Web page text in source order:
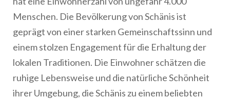
Menschen. Die Bevölkerung von Schänis ist
geprägt von einer starken Gemeinschaftssinn und
einem stolzen Engagement für die Erhaltung der
lokalen Traditionen. Die Einwohner schätzen die
ruhige Lebensweise und die natürliche Schönheit
ihrer Umgebung, die Schänis zu einem beliebten